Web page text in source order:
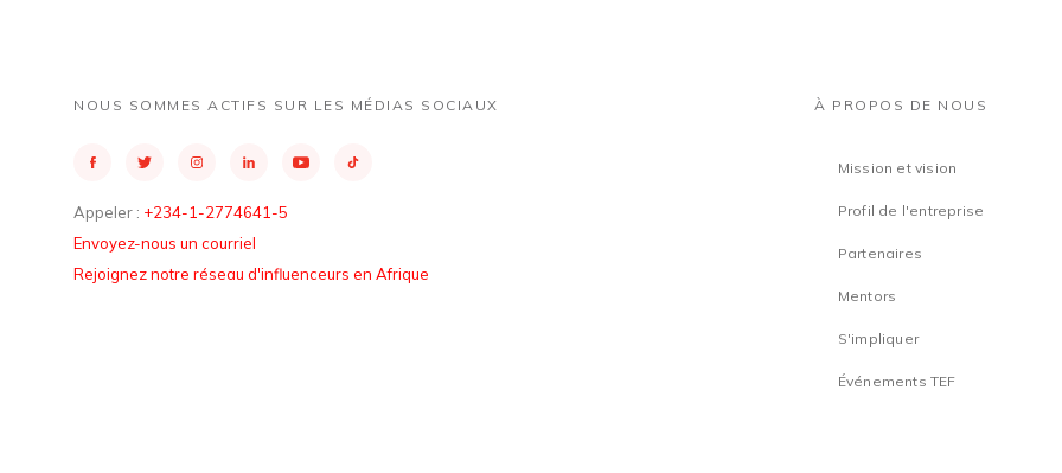
NOUS SOMMES ACTIFS SUR LES MÉDIAS SOCIAUX
Appeler : +234-1-2774641-5
Envoyez-nous un courriel
Rejoignez notre réseau d'influenceurs en Afrique
À PROPOS DE NOUS
Mission et vision
Profil de l'entreprise
Partenaires
Mentors
S'impliquer
Événements TEF